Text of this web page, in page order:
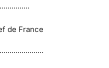
de France